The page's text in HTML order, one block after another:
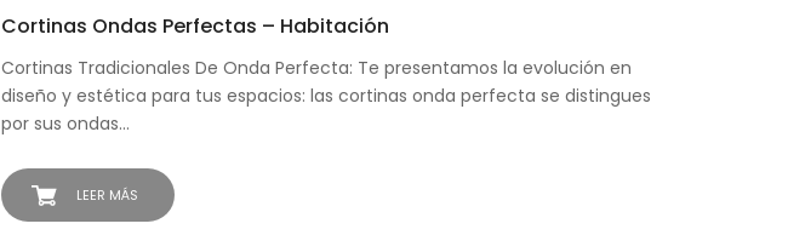
LEER MÁS
Cortinas Ondas Perfectas – Habitación
Cortinas Tradicionales De Onda Perfecta: Te presentamos la evolución en
diseño y estética para tus espacios: las cortinas onda perfecta se distingues
por sus ondas…